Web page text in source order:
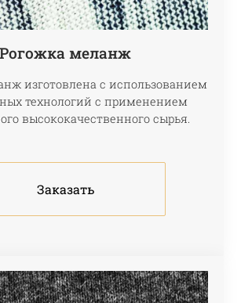
Рогожка меланж
изготовлена с использованием
технологий с применением
высококачественного сырья.
Заказать